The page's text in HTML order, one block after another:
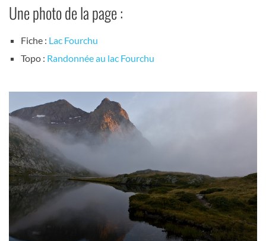
Une photo de la page :
Fiche : Lac Fourchu
Topo : Randonnée au lac Fourchu